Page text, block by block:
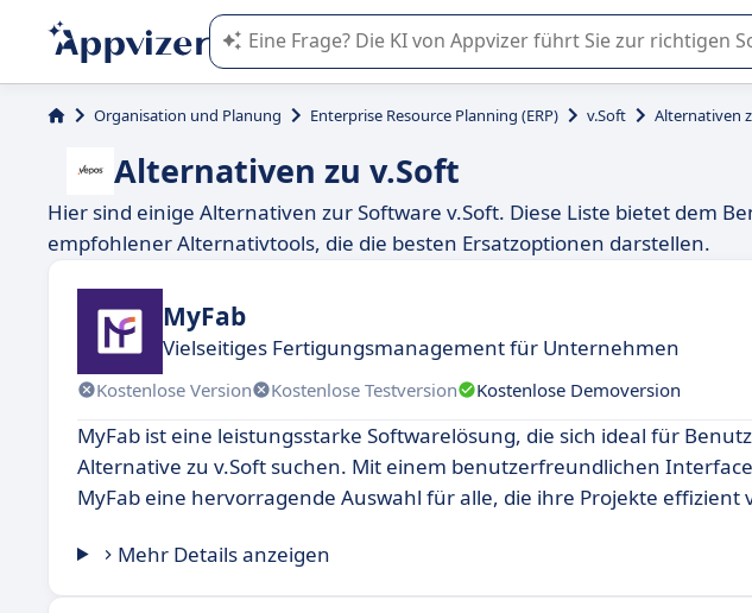
Die KI von Appvizer führt Sie bei der Nutzung oder Auswahl
Organisation und Planung Enterprise Resource Planning (ERP) v.Soft Alternativen
Alternativen zu v.Soft
Hier sind einige Alternativen zur Software v.Soft. Diese Liste bietet dem
empfohlener Alternativtools, die die besten Ersatzoptionen darstellen.
MyFab
Vielseitiges Fertigungsmanagement für Unternehmen
Kostenlose Version Kostenlose Testversion Kostenlose Demoversion
MyFab ist eine leistungsstarke Softwarelösung, die sich ideal für
Alternative zu v.Soft suchen. Mit einem benutzerfreundlichen
MyFab eine hervorragende Auswahl für alle, die ihre Projekte effizient
Mehr Details anzeigen